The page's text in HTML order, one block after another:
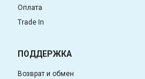
Оплата
Trade In
ПОДДЕРЖКА
Возврат и обмен